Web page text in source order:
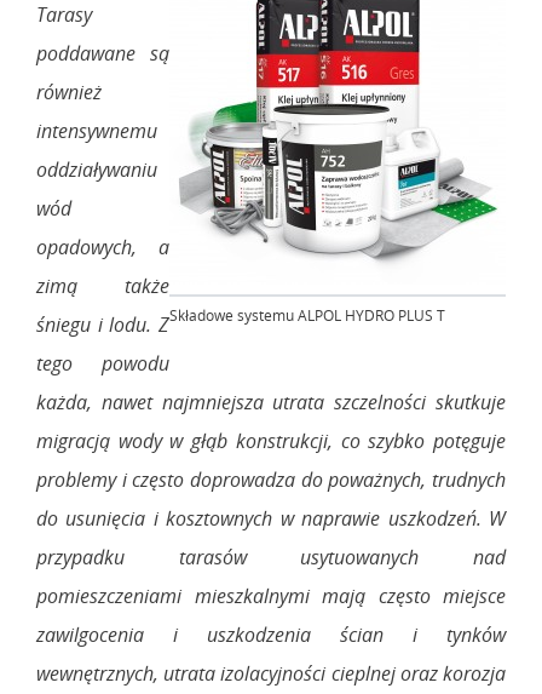
Składowe systemu ALPOL HYDRO PLUS T
Tarasy
poddawane są
również
intensywnemu
oddziaływaniu
wód
opadowych, a
zimą także
śniegu i lodu. Z
tego powodu
każda, nawet najmniejsza utrata szczelności skutkuje
migracją wody w głąb konstrukcji, co szybko potęguje
problemy i często doprowadza do poważnych, trudnych
do usunięcia i kosztownych w naprawie uszkodzeń. W
przypadku tarasów usytuowanych nad
pomieszczeniami mieszkalnymi mają często miejsce
zawilgocenia i uszkodzenia ścian i tynków
wewnętrznych, utrata izolacyjności cieplnej oraz korozja